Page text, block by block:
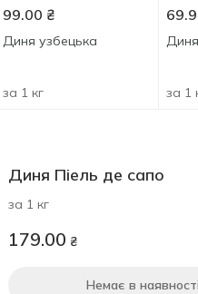
99.00 ₴
Диня узбецька
за 1 кг
Диня
за 1
Диня Піель де сапо
за 1 кг
179.00 ₴
Немає в наявності